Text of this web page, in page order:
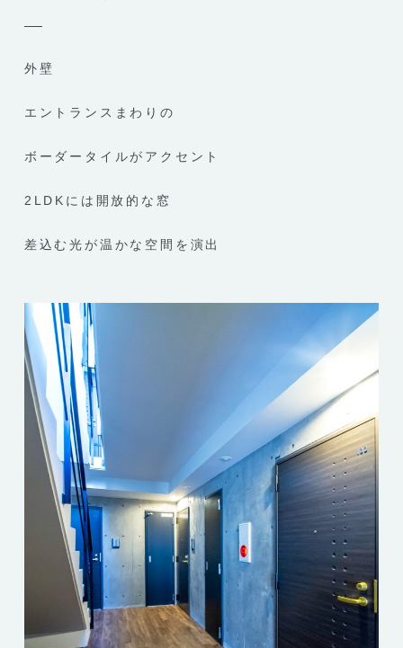
外壁
エントランスまわりの
ボーダータイルがアクセント
2LDKには開放的な窓
差込む光が温かな空間を演出